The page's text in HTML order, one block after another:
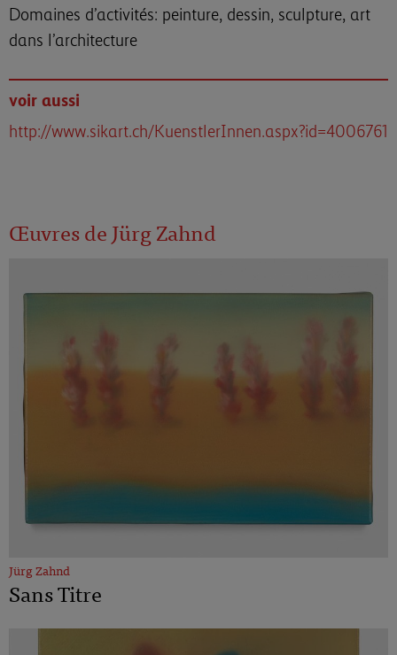
Domaines d’activités: peinture, dessin, sculpture, art
dans l’architecture
voir aussi
http://www.sikart.ch/KuenstlerInnen.aspx?id=4006761
Œuvres de Jürg Zahnd
Jürg Zahnd
Sans Titre